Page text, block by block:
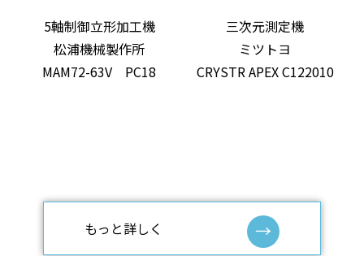
5軸制御立形加工機
松浦機械製作所
MAM72-63V PC18
三次元測定機
ミツトヨ
CRYSTR APEX C122010
もっと詳しく